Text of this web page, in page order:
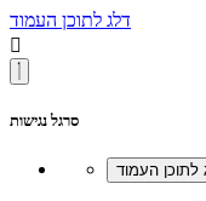
דלג לתוכן העמוד

סרגל נגישות